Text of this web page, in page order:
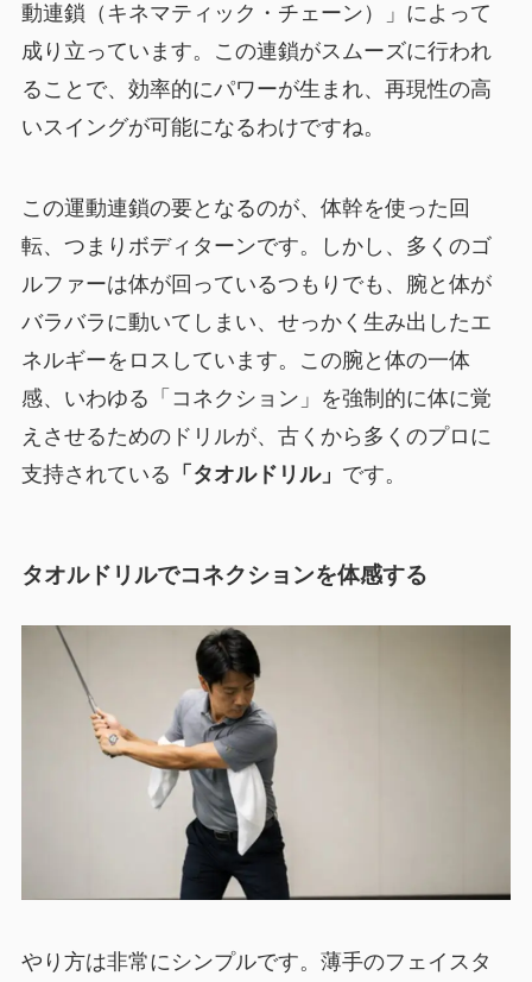
動連鎖（キネマティック・チェーン）」によって
成り立っています。この連鎖がスムーズに行われ
ることで、効率的にパワーが生まれ、再現性の高
いスイングが可能になるわけですね。
この運動連鎖の要となるのが、体幹を使った回
転、つまりボディターンです。しかし、多くのゴ
ルファーは体が回っているつもりでも、腕と体が
バラバラに動いてしまい、せっかく生み出したエ
ネルギーをロスしています。この腕と体の一体
感、いわゆる「コネクション」を強制的に体に覚
えさせるためのドリルが、古くから多くのプロに
支持されている 「タオルドリル」 です。
タオルドリルでコネクションを体感する
やり方は非常にシンプルです。薄手のフェイスタ